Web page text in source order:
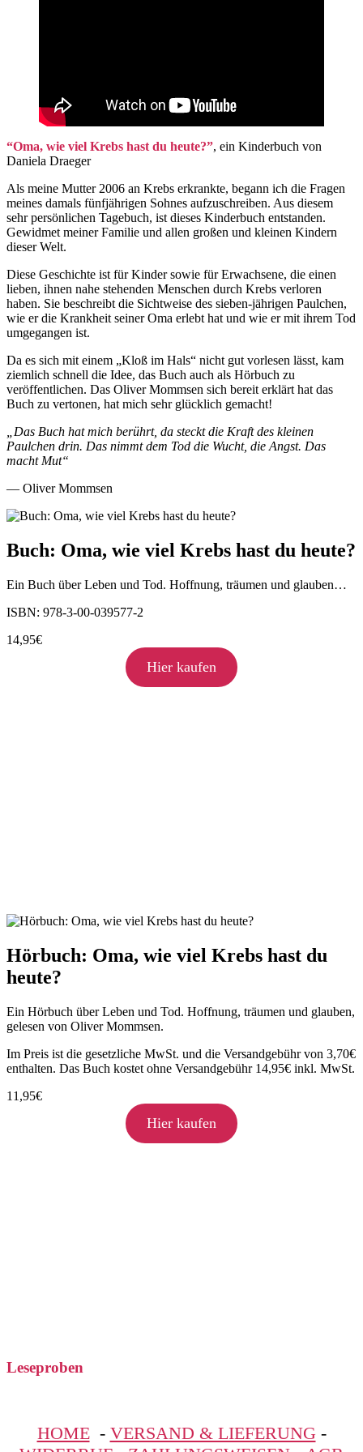
“Oma, wie viel Krebs hast du heute?”, ein Kinderbuch von
Daniela Draeger
Als meine Mutter 2006 an Krebs erkrankte, begann ich die Fragen
meines damals fünfjährigen Sohnes aufzuschreiben. Aus diesem
sehr persönlichen Tagebuch, ist dieses Kinderbuch entstanden.
Gewidmet meiner Familie und allen großen und kleinen Kindern
dieser Welt.
Diese Geschichte ist für Kinder sowie für Erwachsene, die einen
lieben, ihnen nahe stehenden Menschen durch Krebs verloren
haben. Sie beschreibt die Sichtweise des sieben-jährigen Paulchen,
wie er die Krankheit seiner Oma erlebt hat und wie er mit ihrem Tod
umgegangen ist.
Da es sich mit einem „Kloß im Hals“ nicht gut vorlesen lässt, kam
ziemlich schnell die Idee, das Buch auch als Hörbuch zu
veröffentlichen. Das Oliver Mommsen sich bereit erklärt hat das
Buch zu vertonen, hat mich sehr glücklich gemacht!
„Das Buch hat mich berührt, da steckt die Kraft des kleinen
Paulchen drin. Das nimmt dem Tod die Wucht, die Angst. Das
macht Mut“
— Oliver Mommsen
Buch: Oma, wie viel Krebs hast du heute?
Ein Buch über Leben und Tod. Hoffnung, träumen und glauben…
ISBN: 978-3-00-039577-2
14,95€
Hier kaufen
Hörbuch: Oma, wie viel Krebs hast du
heute?
Ein Hörbuch über Leben und Tod. Hoffnung, träumen und glauben,
gelesen von Oliver Mommsen.
Im Preis ist die gesetzliche MwSt. und die Versandgebühr von 3,70€
enthalten. Das Buch kostet ohne Versandgebühr 14,95€ inkl. MwSt.
11,95€
Hier kaufen
Leseproben
HOME- VERSAND & LIEFERUNG-